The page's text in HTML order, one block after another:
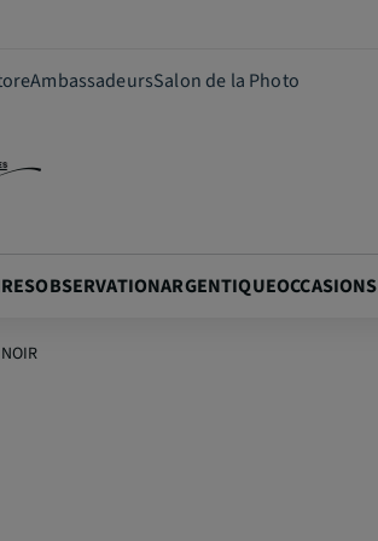
AmbassadeursSalon de la Photo
OBSERVATIONARGENTIQUEOCCASIONS
159,90 €